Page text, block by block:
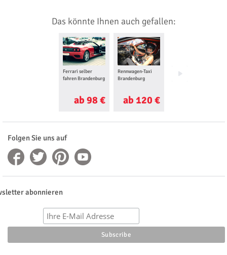
Das könnte Ihnen auch gefallen:
Ferrari selber
fahren Brandenburg
ab 98 €
Rennwagen-Taxi
Brandenburg
ab 120 €
Porsche selber
Folgen Sie uns auf
abonnieren